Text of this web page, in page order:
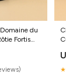
du
Fortis